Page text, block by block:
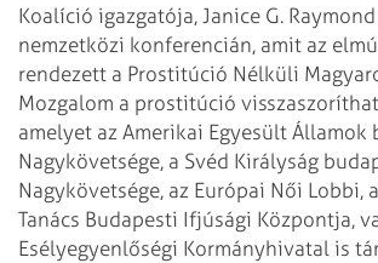
Koalíció igazgatója, Janice G. Raymond
nemzetközi konferencián, amit az
rendezett a Prostitúció Nélküli
Mozgalom a prostitúció
amelyet az Amerikai Egyesült Államok
Nagykövetsége, a Svéd Királyság
Nagykövetsége, az Európai Női Lobbi,
Tanács Budapesti Ifjúsági Központja,
Esélyegyenlőségi Kormányhivatal is